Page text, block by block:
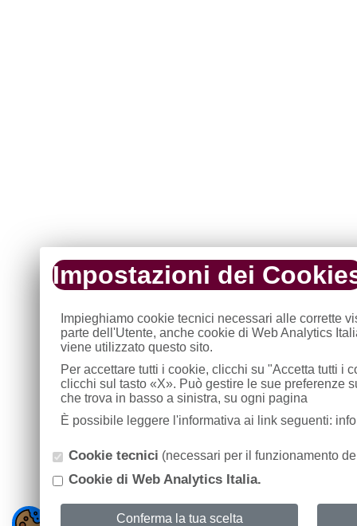
Impostazioni dei
Impieghiamo cookie tecnici necessari alle corrette
parte dell'Utente, anche cookie di Web Analytics
viene utilizzato questo sito.
Per accettare tutti i cookie, clicchi su "Accetta tutti i
clicchi sul tasto «X». Può gestire le sue preferenze
che trova in basso a sinistra, su ogni pagina
È possibile leggere l'informativa ai link seguenti:
Cookie tecnici (necessari per il funzionamento
Cookie di Web Analytics Italia.
Conferma la tua scelta